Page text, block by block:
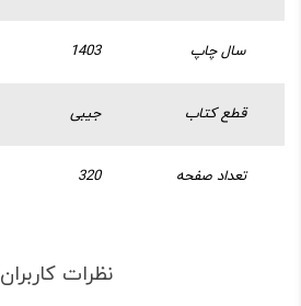
سال چاپ 1403
قطع کتاب جیبی
تعداد صفحه 320
نظرات کاربران